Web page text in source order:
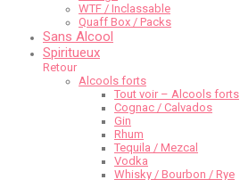
WTF / Inclassable
Quaff Box / Packs
Sans Alcool
Spiritueux
Retour
Alcools forts
Tout voir – Alcools forts
Cognac / Calvados
Gin
Rhum
Tequila / Mezcal
Vodka
Whisky / Bourbon / Rye